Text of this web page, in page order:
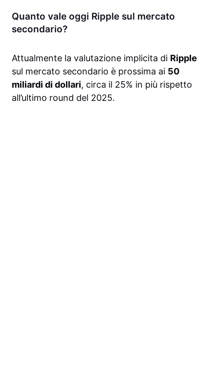
Quanto vale oggi Ripple sul mercato
secondario?
Attualmente la valutazione implicita di Ripple
sul mercato secondario è prossima ai 50
miliardi di dollari, circa il 25% in più rispetto
all’ultimo round del 2025.